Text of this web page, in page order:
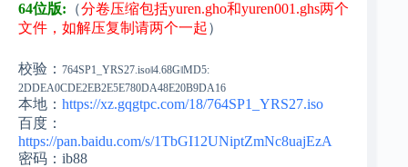
64位版: （分卷压缩包括yuren.gho和yuren001.ghs两个
文件，如解压复制请两个一起）
校验： 764SP1_YRS27.iso‖4.68G‖MD5:
2DDEA0CDE2EB2E5E780DA48E20B9DA16
本地： https://xz.gqgtpc.com/18/764SP1_YRS27.iso
百度：
https://pan.baidu.com/s/1TbGI12UNiptZmNc8uajEzA
密码：ib88